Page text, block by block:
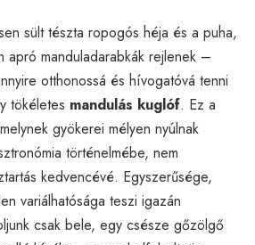
sült tészta ropogós héja és a puha,
apró manduladarabkák rejlenek –
otthonossá és hívogatóvá tenni
tökéletes mandulás kuglóf. Ez a
gyökerei mélyen nyúlnak
történelmébe, nem
kedvencévé. Egyszerűsége,
variálhatósága teszi igazán
csak bele, egy csésze gőzölgő